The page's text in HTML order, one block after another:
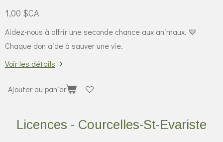
1,00 $CA
Aidez-nous à offrir une seconde chance aux animaux. 💙
Chaque don aide à sauver une vie.
Voir les détails
Ajouter au panier
Licences - Courcelles-St-Evariste